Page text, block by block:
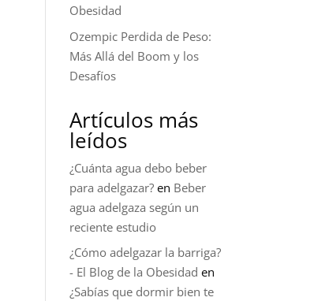
Obesidad
Ozempic Perdida de Peso:
Más Allá del Boom y los
Desafíos
Artículos más
leídos
¿Cuánta agua debo beber
para adelgazar? en Beber
agua adelgaza según un
reciente estudio
¿Cómo adelgazar la barriga?
- El Blog de la Obesidad en
¿Sabías que dormir bien te